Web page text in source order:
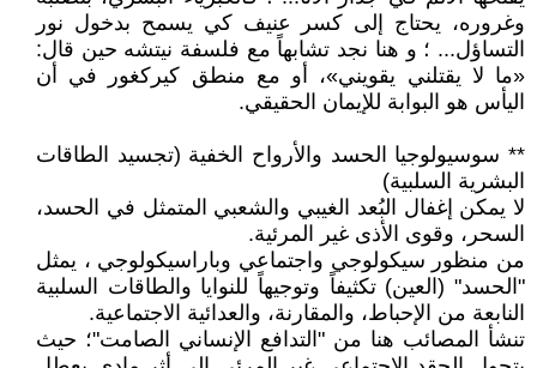
وغروره، يحتاج إلى كسر عنيف كي يسمح بدخول نور
التساؤل... ؛ و هنا نجد تشابهاً مع فلسفة نيتشه حين قال:
«ما لا يقتلني يقويني»، أو مع منطق كيركغور في أن
اليأس هو البوابة للإيمان الحقيقي.
** سوسيولوجيا الحسد والأرواح الخفية (تجسيد الطاقات
البشرية السلبية)
لا يمكن إغفال البُعد الغيبي والشعبي المتمثل في الحسد،
السحر، وقوى الأذى غير المرئية.
من منظور سيكولوجي واجتماعي وباراسيكولوجي ، يمثل
"الحسد" (العين) تكثيفاً وتوجيهاً للنوايا والطاقات السلبية
النابعة من الإحباط، والمقارنة، والعدائية الاجتماعية.
تنشأ المصائب هنا من "التدافع الإنساني الصامت"؛ حيث